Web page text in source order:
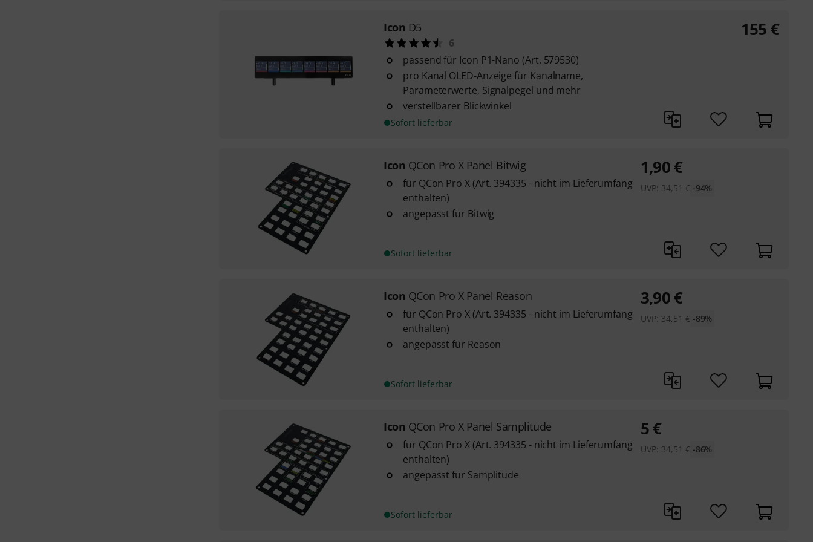
Icon D5
6
passend für Icon P1-Nano (Art. 579530)
pro Kanal OLED-Anzeige für Kanalname,
Parameterwerte, Signalpegel und mehr
verstellbarer Blickwinkel
Sofort lieferbar
155 €
Icon QCon Pro X Panel Bitwig
für QCon Pro X (Art. 394335 - nicht im Lieferumfang
enthalten)
angepasst für Bitwig
Sofort lieferbar
1,90€
UVP: 34,51 € -94%
Icon QCon Pro X Panel Reason
für QCon Pro X (Art. 394335 - nicht im Lieferumfang
enthalten)
angepasst für Reason
Sofort lieferbar
3,90€
UVP: 34,51 € -89%
Icon QCon Pro X Panel Samplitude
für QCon Pro X (Art. 394335 - nicht im Lieferumfang
enthalten)
angepasst für Samplitude
Sofort lieferbar
5€
UVP: 34,51 € -86%